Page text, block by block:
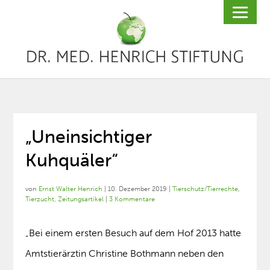
„Uneinsichtiger
Kuhquäler“
von Ernst Walter Henrich |10. Dezember 2019 |Tierschutz/Tierrechte,
Tierzucht,Zeitungsartikel |3 Kommentare
„Bei einem ersten Besuch auf dem Hof 2013 hatte
Amtstierärztin Christine Bothmann neben den